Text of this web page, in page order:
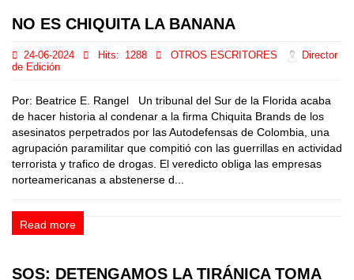
NO ES CHIQUITA LA BANANA
24-06-2024 Hits: 1288 OTROS ESCRITORES
Director
de Edición
Por: Beatrice E. Rangel Un tribunal del Sur de la Florida acaba
de hacer historia al condenar a la firma Chiquita Brands de los
asesinatos perpetrados por las Autodefensas de Colombia, una
agrupación paramilitar que compitió con las guerrillas en actividad
terrorista y trafico de drogas. El veredicto obliga las empresas
norteamericanas a abstenerse d...
Read more
SOS: DETENGAMOS LA TIRÁNICA TOMA